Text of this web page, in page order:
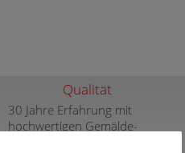
Qualität
30 Jahre Erfahrung mit
hochwertigen Gemälde-